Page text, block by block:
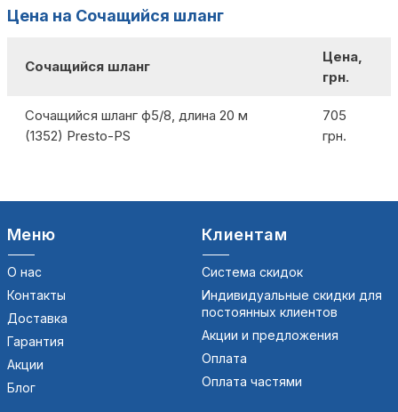
Цена на Сочащийся шланг
Сочащийся шланг
Цена,
грн.
Сочащийся шланг ф5/8, длина 20 м
(1352) Presto-PS
705
грн.
Меню
О нас
Контакты
Доставка
Гарантия
Акции
Блог
Клиентам
Система скидок
Индивидуальные скидки для
постоянных клиентов
Акции и предложения
Оплата
Оплата частями